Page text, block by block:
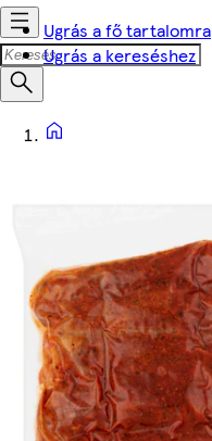
Ugrás a fő tartalomra
Ugrás a kereséshez